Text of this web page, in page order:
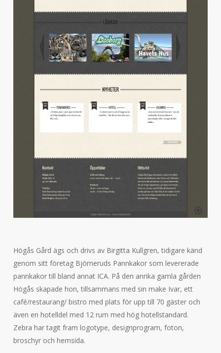
Högås Gård ägs och drivs av Birgitta Kullgren, tidigare känd
genom sitt företag Björneruds Pannkakor som levererade
pannkakor till bland annat ICA. På den anrika gamla gården
Högås skapade hon, tillsammans med sin make Ivar, ett
café/restaurang/ bistro med plats för upp till 70 gäster och
även en hotelldel med 12 rum med hög hotellstandard.
Zebra har tagit fram logotype, designprogram, foton,
broschyr och hemsida.